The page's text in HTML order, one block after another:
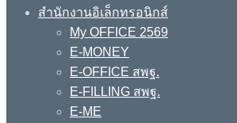
สำนักงานอิเล็กทรอนิกส์
My OFFICE 2569
E-MONEY
E-OFFICE สพฐ.
E-FILLING สพฐ.
E-ME